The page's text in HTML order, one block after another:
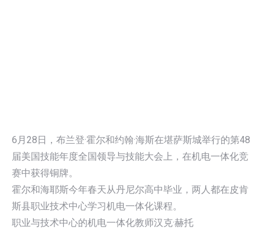
6月28日，布兰登·霍尔和约翰·海斯在堪萨斯城举行的第48
届美国技能年度全国领导与技能大会上，在机电一体化竞
赛中获得铜牌。
霍尔和海耶斯今年春天从丹尼尔高中毕业，两人都在皮肯
斯县职业技术中心学习机电一体化课程。
职业与技术中心的机电一体化教师汉克·赫托